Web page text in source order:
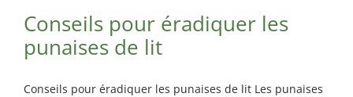
Conseils pour éradiquer les
punaises de lit
Conseils pour éradiquer les punaises de lit Les punaises